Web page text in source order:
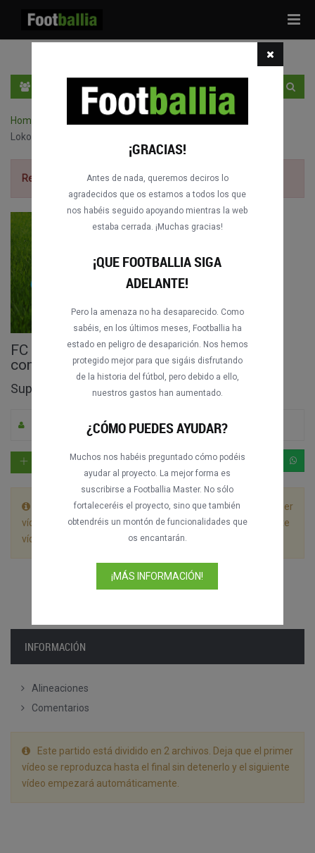
Home
Lokomotiv Moskva
Regístrate gratispara ver el partido.
FC Zenit vs. Lokomotiv Moskva partido
completo
Superkubok 2015
0 2923 Ruso
Este partido está dividido en 2 archivos. Deja que el primer
vídeo se reproduzca hasta el final sin detenerlo y el siguiente
vídeo empezará automáticamente.
INFORMACIÓN
Alineaciones
Comentarios
Este partido está dividido en 2 archivos. Deja que el primer
vídeo se reproduzca hasta el final sin detenerlo y el siguiente
vídeo empezará automáticamente.
¡GRACIAS!
Antes de nada, queremos deciros lo
agradecidos que os estamos a todos los que
nos habéis seguido apoyando mientras la web
estaba cerrada. ¡Muchas gracias!
¡QUE FOOTBALLIA SIGA
ADELANTE!
Pero la amenaza no ha desaparecido. Como
sabéis, en los últimos meses, Footballia ha
estado en peligro de desaparición. Nos hemos
protegido mejor para que sigáis disfrutando
de la historia del fútbol, pero debido a ello,
nuestros gastos han aumentado.
¿CÓMO PUEDES AYUDAR?
Muchos nos habéis preguntado cómo podéis
ayudar al proyecto. La mejor forma es
suscribirse a Footballia Master. No sólo
fortaleceréis el proyecto, sino que también
obtendréis un montón de funcionalidades que
os encantarán.
¡MÁS INFORMACIÓN!